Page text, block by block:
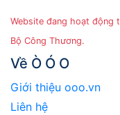
Website đang hoạt động
Bộ Công Thương.
Về Ò Ó O
Giới thiệu ooo.vn
Liên hệ